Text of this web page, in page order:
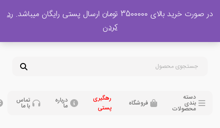
پشتیبانی فروش
09120329397
بندی
محصولات
فروشگاه درباره تماس
3500000 تومان ارسال پستی رایگان میباشد.
رد